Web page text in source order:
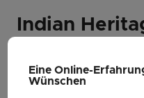
Indian
singapurischen
Veranstaltungen,
Eine Online-
Wünschen